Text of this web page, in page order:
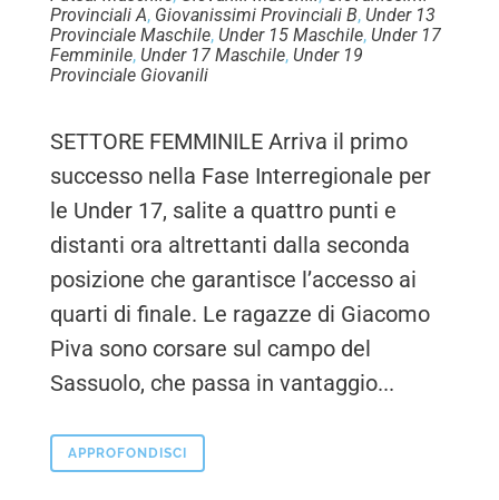
Provinciali A, Giovanissimi Provinciali B, Under 13
Provinciale Maschile, Under 15 Maschile, Under 17
Femminile, Under 17 Maschile, Under 19
Provinciale Giovanili
SETTORE FEMMINILE Arriva il primo
successo nella Fase Interregionale per
le Under 17, salite a quattro punti e
distanti ora altrettanti dalla seconda
posizione che garantisce l’accesso ai
quarti di finale. Le ragazze di Giacomo
Piva sono corsare sul campo del
Sassuolo, che passa in vantaggio...
APPROFONDISCI